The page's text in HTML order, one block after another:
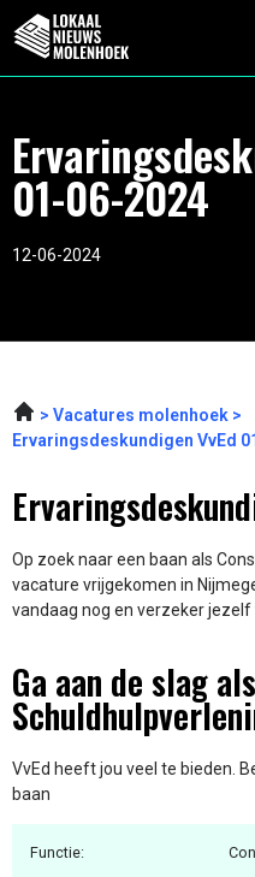
01-06-2024
12-06-2024
Vacatures molenhoek
Ervaringsdeskundigen VvEd
Op zoek naar een baan als
vacature vrijgekomen in
vandaag nog en verzeker jezelf
Ga aan de slag
VvEd heeft jou veel te bieden.
baan
Functie: